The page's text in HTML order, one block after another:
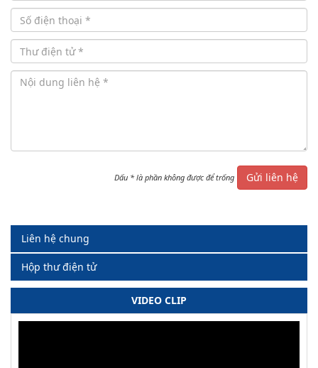
Dấu *là phần không được để trống Gửi liên hệ
Liên hệ chung
Hộp thư điện tử
VIDEO CLIP